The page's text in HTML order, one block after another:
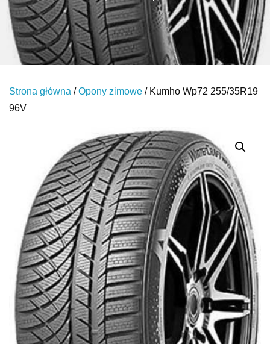
Strona główna /Opony zimowe / Kumho Wp72 255/35R19
96V